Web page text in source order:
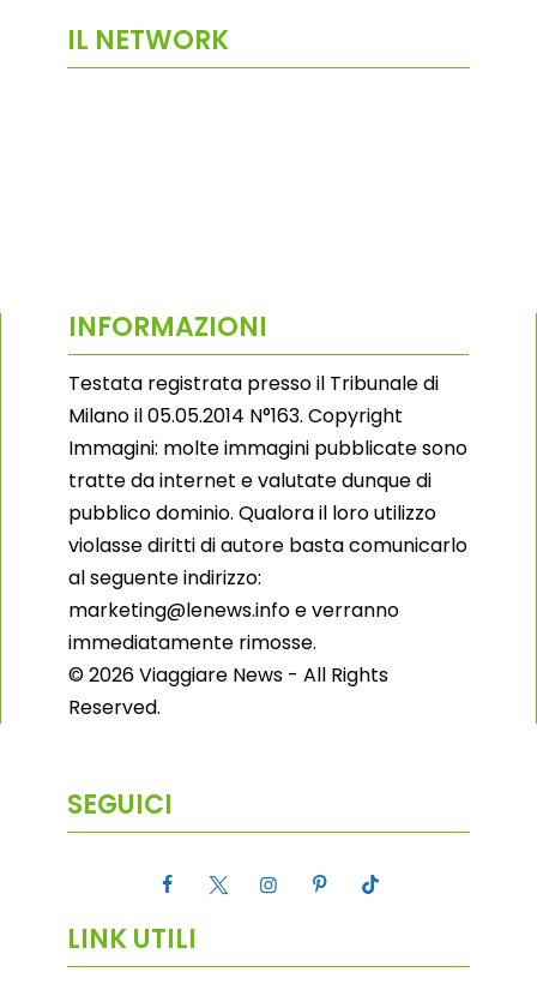
IL NETWORK
INFORMAZIONI
Testata registrata presso il Tribunale di
Milano il 05.05.2014 N°163. Copyright
Immagini: molte immagini pubblicate sono
tratte da internet e valutate dunque di
pubblico dominio. Qualora il loro utilizzo
violasse diritti di autore basta comunicarlo
al seguente indirizzo:
marketing@lenews.info e verranno
immediatamente rimosse.
© 2026 Viaggiare News - All Rights
Reserved.
SEGUICI
LINK UTILI